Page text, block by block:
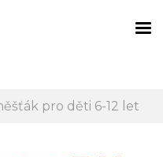
pro děti 6-12 let